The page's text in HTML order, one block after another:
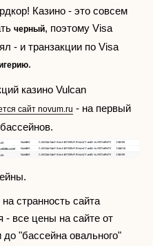
Казино - это совсем
черный, поэтому Visa
- и транзакции по Visa
.
казино Vulcan
сайт novum.ru - на первый
странность сайта
- все цены на сайте от
"бассейна овального"